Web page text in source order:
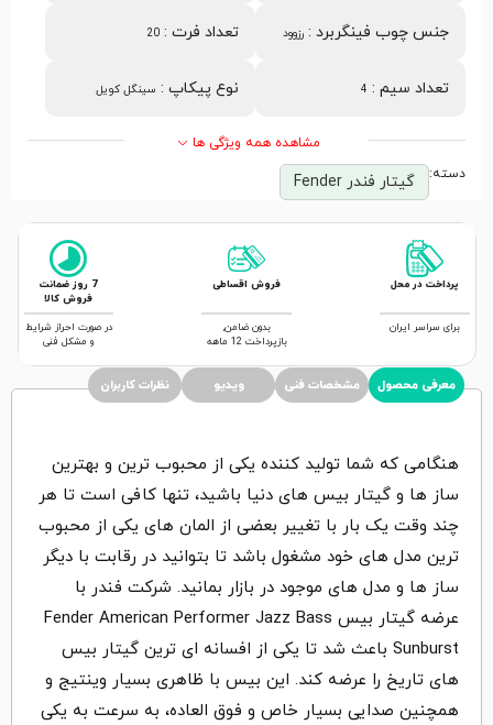
جنس چوب فینگربرد : رزوود تعداد فرت :
20
تعداد سیم :
4 نوع پیکاپ : سینگل کویل
مشاهده همه ویژگی ها
دسته: گیتار فندر Fender
پرداخت در محل
برای سراسر ایران
فروش اقساطی
بدون ضامن,
بازپرداخت 12 ماهه
7 روز ضمانت
فروش کالا
در صورت احراز شرایط
و مشکل فنی
معرفی محصول مشخصات فنی ویدیو نظرات کاربران
هنگامی که شما تولید کننده یکی از محبوب ترین و بهترین
ساز ها و گیتار بیس های دنیا باشید، تنها کافی است تا هر
چند وقت یک بار با تغییر بعضی از المان های یکی از محبوب
ترین مدل های خود مشغول باشد تا بتوانید در رقابت با دیگر
ساز ها و مدل های موجود در بازار بمانید. شرکت فندر با
عرضه گیتار بیس Fender American Performer Jazz Bass
Sunburst باعث شد تا یکی از افسانه ای ترین گیتار بیس
های تاریخ را عرضه کند. این بیس با ظاهری بسیار وینتیج و
همچنین صدایی بسیار خاص و فوق العاده، به سرعت به یکی